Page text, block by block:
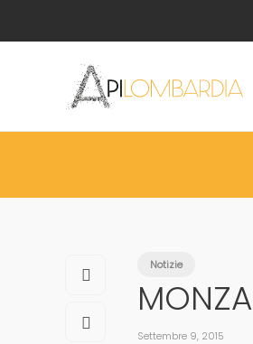
Notizie
Settembre 9, 2015